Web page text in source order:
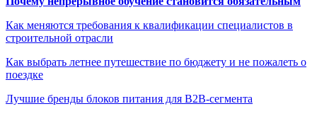
Как меняются требования к квалификации специалистов в
строительной отрасли
Как выбрать летнее путешествие по бюджету и не пожалеть о
поездке
Лучшие бренды блоков питания для B2B-сегмента